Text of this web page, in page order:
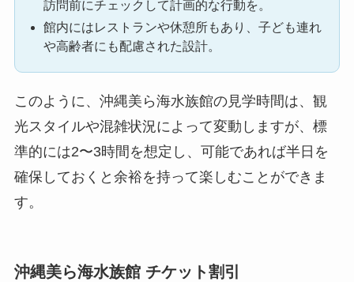
訪問前にチェックして計画的な行動を。
館内にはレストランや休憩所もあり、子ども連れ
や高齢者にも配慮された設計。
このように、沖縄美ら海水族館の見学時間は、観
光スタイルや混雑状況によって変動しますが、標
準的には2〜3時間を想定し、可能であれば半日を
確保しておくと余裕を持って楽しむことができま
す。
沖縄美ら海水族館 チケット割引